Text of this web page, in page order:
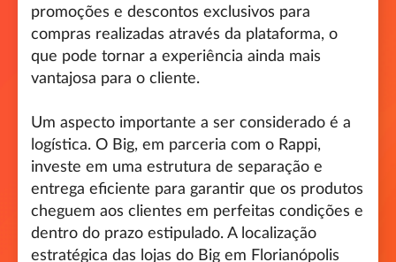
promoções e descontos exclusivos para
compras realizadas através da plataforma, o
que pode tornar a experiência ainda mais
vantajosa para o cliente.
Um aspecto importante a ser considerado é a
logística. O Big, em parceria com o Rappi,
investe em uma estrutura de separação e
entrega eficiente para garantir que os produtos
cheguem aos clientes em perfeitas condições e
dentro do prazo estipulado. A localização
estratégica das lojas do Big em Florianópolis